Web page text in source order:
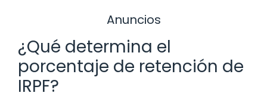
Anuncios
¿Qué determina el
porcentaje de retención de
IRPF?